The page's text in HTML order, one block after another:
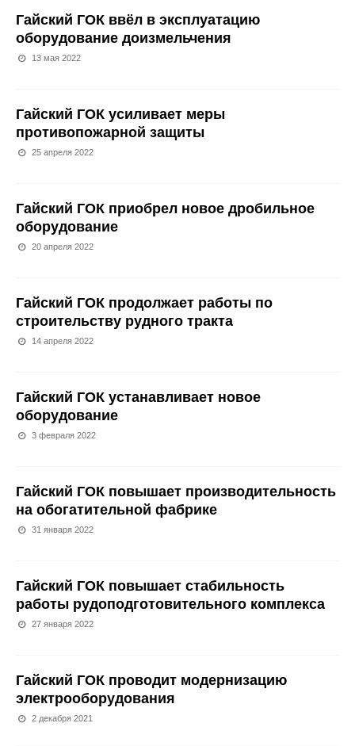
Гайский ГОК ввёл в эксплуатацию
оборудование доизмельчения
13 мая 2022
Гайский ГОК усиливает меры
противопожарной защиты
25 апреля 2022
Гайский ГОК приобрел новое дробильное
оборудование
20 апреля 2022
Гайский ГОК продолжает работы по
строительству рудного тракта
14 апреля 2022
Гайский ГОК устанавливает новое
оборудование
3 февраля 2022
Гайский ГОК повышает производительность
на обогатительной фабрике
31 января 2022
Гайский ГОК повышает стабильность
работы рудоподготовительного комплекса
27 января 2022
Гайский ГОК проводит модернизацию
электрооборудования
2 декабря 2021